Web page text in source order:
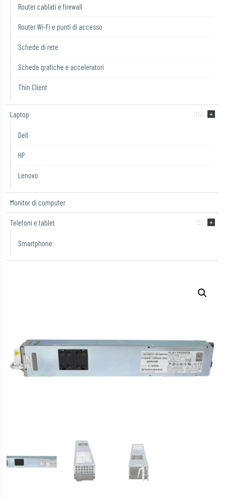
Router cablati e firewall
Router Wi-Fi e punti di accesso
Schede di rete
Schede grafiche e acceleratori
Thin Client
Laptop (55)
Dell
HP
Lenovo
Monitor di computer
Telefoni e tablet (2)
Smartphone